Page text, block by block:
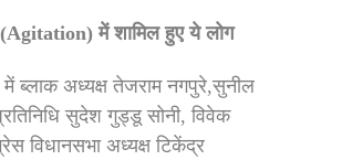
(Agitation) में शामिल हुए ये लोग
ब्लाक अध्यक्ष तेजराम नगपुरे,सुनील
सुदेश गुड्डू सोनी, विवेक
विधानसभा अध्यक्ष टिकेंद्र